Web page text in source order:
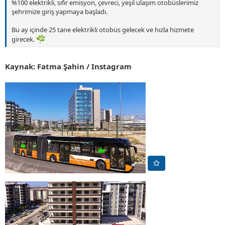
%100 elektrikli, sıfır emisyon, çevreci, yeşil ulaşım otobüslerimiz
şehrimize giriş yapmaya başladı.
Bu ay içinde 25 tane elektrikli otobüs gelecek ve hızla hizmete
girecek.
Kaynak: Fatma Şahin / Instagram